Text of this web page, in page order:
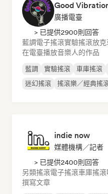
Good
廣播電臺
> 已提供2900則回答
藍調電子搖滾實驗搖滾放克
在電臺播放音樂人的作品
藍調 實驗搖滾 車庫搖滾
迷幻搖滾
搖滾樂／經典搖
indie now
媒體機構／記者
> 已提供2400則回答
另類搖滾電子搖滾車庫搖滾
撰寫文章